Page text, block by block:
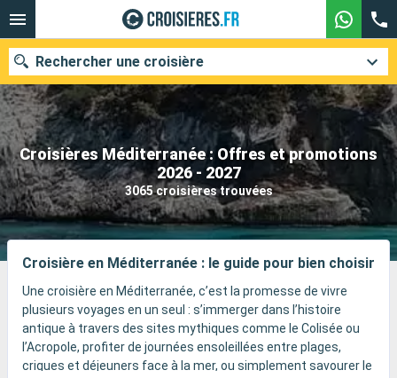
Croisières Méditerranée : Offres et promotions
2026 - 2027
3065 croisières trouvées
Rechercher une croisière
Nos destinations
Mois de départ
Ports Compagnies
Rechercher
Croisière en Méditerranée : le guide pour bien choisir
Une croisière en Méditerranée, c’est la promesse de vivre
plusieurs voyages en un seul : s’immerger dans l’histoire
antique à travers des sites mythiques comme le Colisée ou
l’Acropole, profiter de journées ensoleillées entre plages,
criques et déjeuners face à la mer, ou simplement savourer le